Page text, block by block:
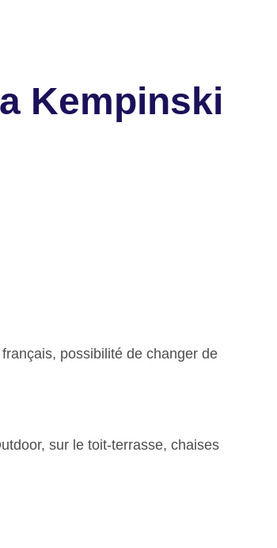
Kempinski
possibilité de changer de
sur le toit-terrasse, chaises